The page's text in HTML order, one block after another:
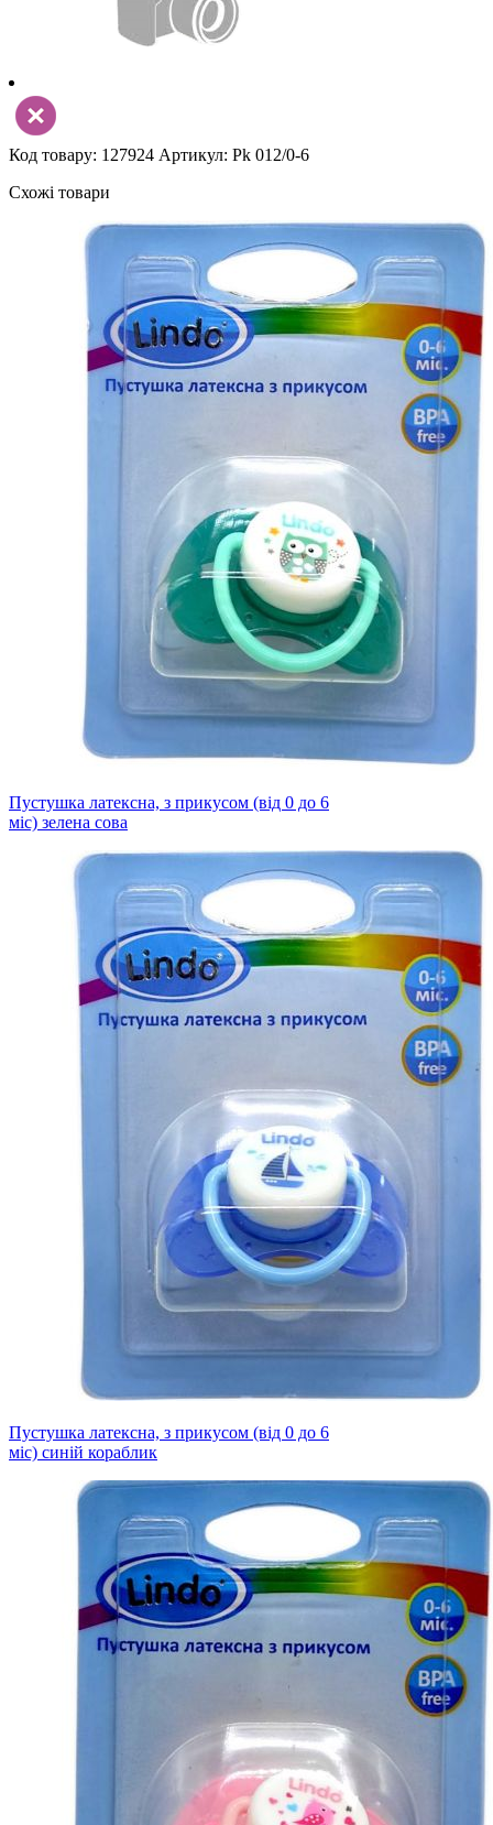
Код товару: 127924 Артикул: Pk 012/0-6
Схожі товари
Пустушка латексна, з прикусом (від 0 до 6
міс) зелена сова
Пустушка латексна, з прикусом (від 0 до 6
міс) синій кораблик